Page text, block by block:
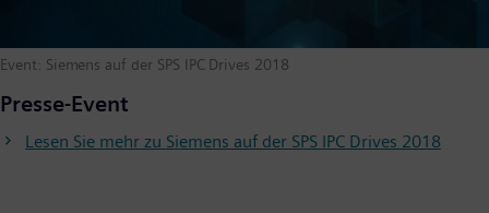
Event: Siemens auf der SPS IPC Drives 2018
Presse-Event
Lesen Sie mehr zu Siemens auf der SPS IPC Drives 2018